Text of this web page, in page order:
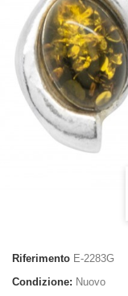
Riferimento E-2283G
Condizione: Nuovo